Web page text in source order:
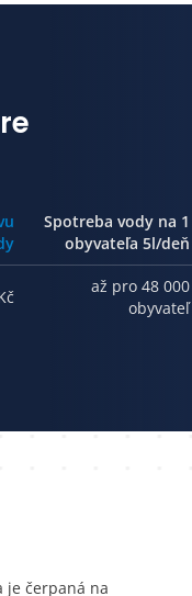
Spotreba vody na 1
obyvateľa 5l/deň
až pro 48 000
obyvateľ
je čerpaná na